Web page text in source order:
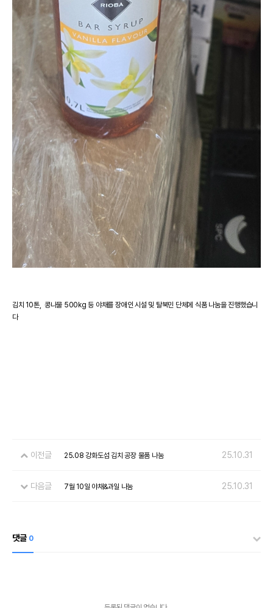
김치 10톤, 콩나물 500kg 등 야채를 장애인 시설 및 탈북민 단체에 식품 나눔을 진행했습니
다
이전글 25.08 강화도섬 김치 공장 물품 나눔 25.10.31
다음글 7월 10일 야채&과일 나눔 25.10.31
댓글 0